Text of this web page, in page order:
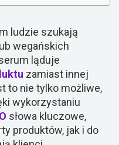
ludzie szukają
wegańskich
ląduje
zamiast innej
to nie tylko możliwe,
wykorzystaniu
słowa kluczowe,
produktów, jak i do